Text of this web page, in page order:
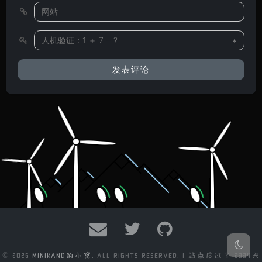
*
© 2026 MINIKANO的小窝 . ALL RIGHTS RESERVED. | 站点度过了2334天